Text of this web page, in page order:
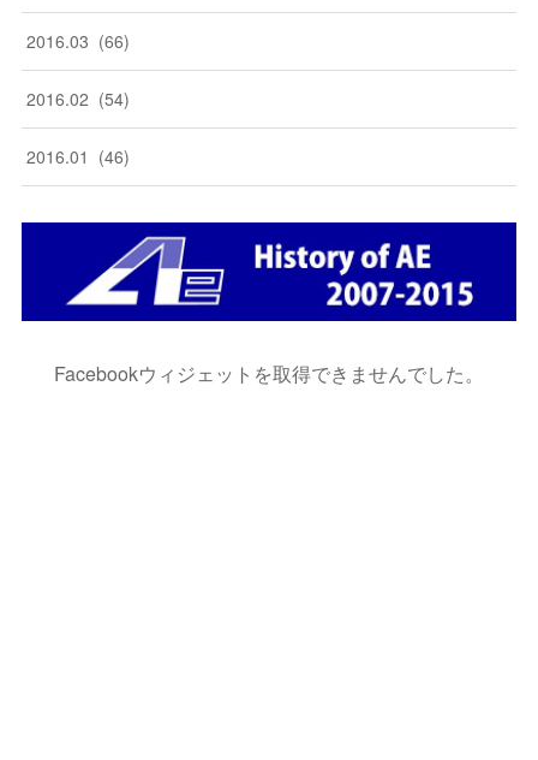
2016.03 (66)
2016.02 (54)
2016.01 (46)
Facebookウィジェットを取得できませんでした。